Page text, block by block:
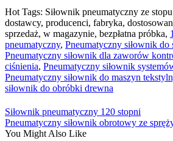
Hot Tags: Siłownik pneumatyczny ze
dostawcy, producenci, fabryka,
sprzedaż, w magazynie, bezpłatna próbka,
pneumatyczny, Pneumatyczny siłownik do
Pneumatyczny siłownik dla zaworów
ciśnienia, Pneumatyczny siłownik
Pneumatyczny siłownik do maszyn
siłownik do obróbki drewna
Siłownik pneumatyczny 120 stopni
Pneumatyczny siłownik obrotowy ze
You Might Also Like